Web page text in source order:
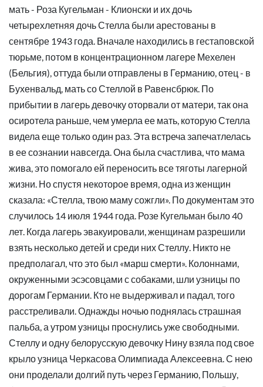
мать - Роза Кугельман - Клионски и их дочь
четырехлетняя дочь Стелла были арестованы в
сентябре 1943 года. Вначале находились в гестаповской
тюрьме, потом в концентрационном лагере Мехелен
(Бельгия), оттуда были отправлены в Германию, отец - в
Бухенвальд, мать со Стеллой в Равенсбрюк. По
прибытии в лагерь девочку оторвали от матери, так она
осиротела раньше, чем умерла ее мать, которую Стелла
видела еще только один раз. Эта встреча запечатлелась
в ее сознании навсегда. Она была счастлива, что мама
жива, это помогало ей переносить все тяготы лагерной
жизни. Но спустя некоторое время, одна из женщин
сказала: «Стелла, твою маму сожгли». По документам это
случилось 14 июля 1944 года. Розе Кугельман было 40
лет. Когда лагерь эвакуировали, женщинам разрешили
взять несколько детей и среди них Стеллу. Никто не
предполагал, что это был «марш смерти». Колоннами,
окруженными эсэсовцами с собаками, шли узницы по
дорогам Германии. Кто не выдерживал и падал, того
расстреливали. Однажды ночью поднялась страшная
пальба, а утром узницы проснулись уже свободными.
Стеллу и одну белорусскую девочку Нину взяла под свое
крыло узница Черкасова Олимпиада Алексеевна. С нею
они проделали долгий путь через Германию, Польшу,